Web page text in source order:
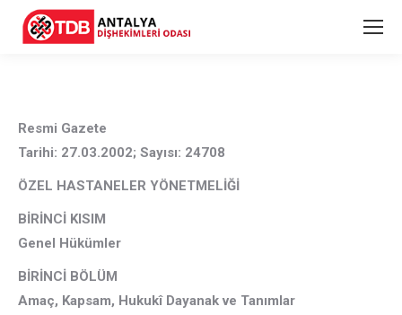
Resmi Gazete
Tarihi: 27.03.2002; Sayısı: 24708
ÖZEL HASTANELER YÖNETMELİĞİ
BİRİNCİ KISIM
Genel Hükümler
BİRİNCİ BÖLÜM
Amaç, Kapsam, Hukukî Dayanak ve Tanımlar